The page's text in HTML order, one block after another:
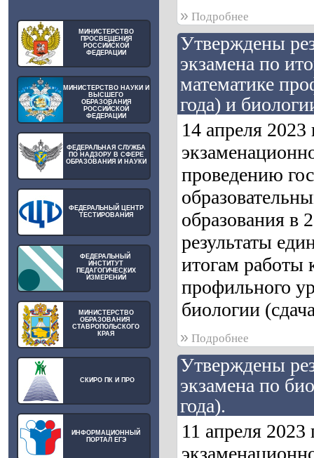
МИНИСТЕРСТВО
ПРОСВЕЩЕНИЯ
РОССИЙСКОЙ
ФЕДЕРАЦИИ
МИНИСТЕРСТВО НАУКИ И
ВЫСШЕГО
ОБРАЗОВАНИЯ
РОССИЙСКОЙ
ФЕДЕРАЦИИ
ФЕДЕРАЛЬНАЯ СЛУЖБА
ПО НАДЗОРУ В СФЕРЕ
ОБРАЗОВАНИЯ И НАУКИ
ФЕДЕРАЛЬНЫЙ ЦЕНТР
ТЕСТИРОВАНИЯ
ФЕДЕРАЛЬНЫЙ
ИНСТИТУТ
ПЕДАГОГИЧЕСКИХ
ИЗМЕРЕНИЙ
МИНИСТЕРСТВО
ОБРАЗОВАНИЯ
СТАВРОПОЛЬСКОГО
КРАЯ
СКИРО ПК И ПРО
ИНФОРМАЦИОННЫЙ
ПОРТАЛ ЕГЭ
»Подробнее
Утверждены
экзамена по
математике
года) и
14 апреля 2023
проведению
образования в
результаты
итогам работы
профильного
биологии
»Подробнее
Утверждены
экзамена по
года).
11 апреля 2023